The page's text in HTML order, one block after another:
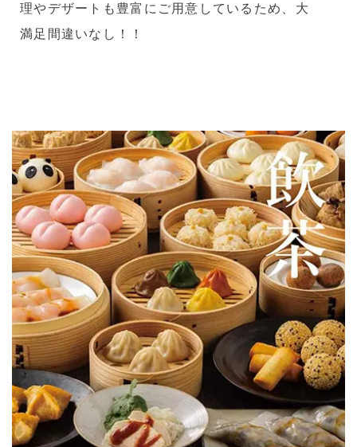
理やデザートも豊富にご用意しているため、大
満足間違いなし！！